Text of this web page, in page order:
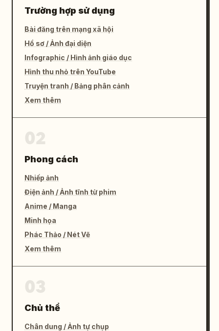
Trường hợp sử dụng
Bài đăng trên mạng xã hội
Hồ sơ / Ảnh đại diện
Infographic / Hình ảnh giáo dục
Hình thu nhỏ trên YouTube
Truyện tranh / Bảng phân cảnh
Xem thêm
Phong cách
Nhiếp ảnh
Điện ảnh / Ảnh tĩnh từ phim
Anime / Manga
Minh họa
Phác Thảo / Nét Vẽ
Xem thêm
Chủ thể
Chân dung / Ảnh tự chụp